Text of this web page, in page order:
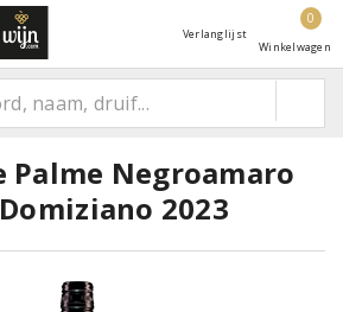
Verlanglijst
0
Winkelwagen
Palme Negroamaro
2023